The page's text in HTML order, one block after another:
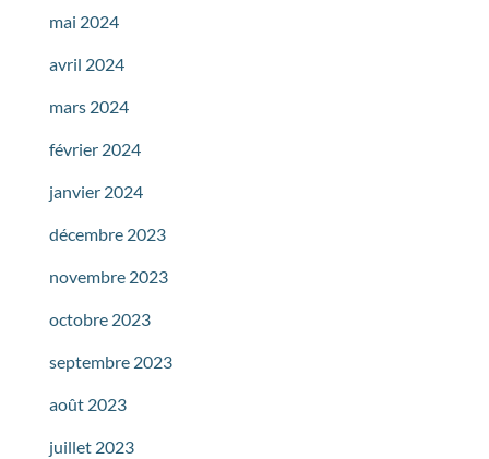
mai 2024
avril 2024
mars 2024
février 2024
janvier 2024
décembre 2023
novembre 2023
octobre 2023
septembre 2023
août 2023
juillet 2023